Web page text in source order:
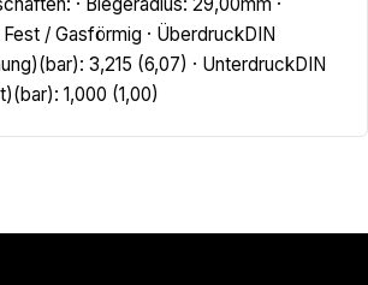
/ Gasförmig · ÜberdruckDIN
3,215 (6,07) · UnterdruckDIN
1,000 (1,00)